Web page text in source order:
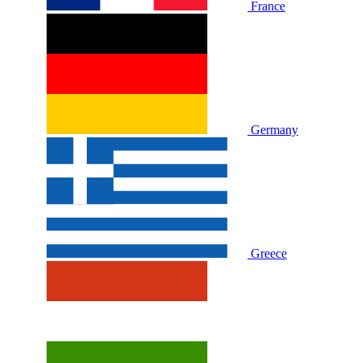
France
Germany
Greece